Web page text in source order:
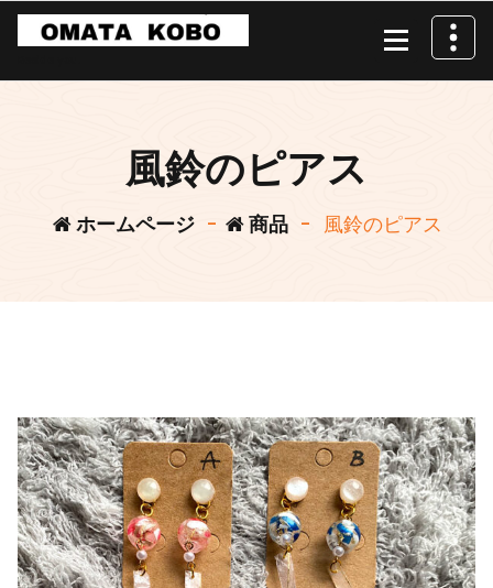
風鈴のピアス
ホームページ - 商品 - 風鈴のピアス